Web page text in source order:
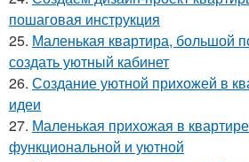
пошаговая инструкция
25. Маленькая квартира, большой
создать уютный кабинет
26. Создание уютной прихожей в
идеи
27. Маленькая прихожая в
функциональной и уютной